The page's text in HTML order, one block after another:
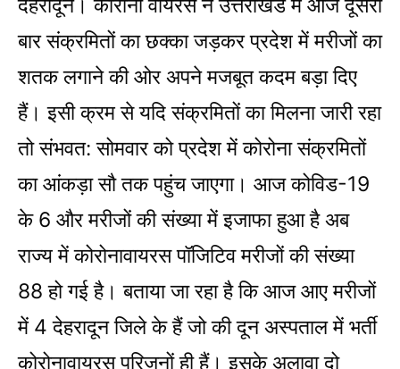
देहरादून। कोरोना वायरस ने उत्तराखंड में आज दूसरी
बार संक्रमितों का छक्का जड़कर प्रदेश में मरीजों का
शतक लगाने की ओर अपने मजबूत कदम बड़ा दिए
हैं। इसी क्रम से यदि संक्रमितों का मिलना जारी रहा
तो संभवत: सोमवार को प्रदेश में कोरोना संक्रमितों
का आंकड़ा सौ तक पहुंच जाएगा। आज कोविड-19
के 6 और मरीजों की संख्या में इजाफा हुआ है अब
राज्य में कोरोनावायरस पॉजिटिव मरीजों की संख्या
88 हो गई है। बताया जा रहा है कि आज आए मरीजों
में 4 देहरादून जिले के हैं जो की दून अस्पताल में भर्ती
कोरोनावायरस परिजनों ही हैं। इसके अलावा दो